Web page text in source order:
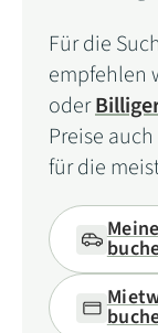
Für die
empfehlen
oder
Preise
für die